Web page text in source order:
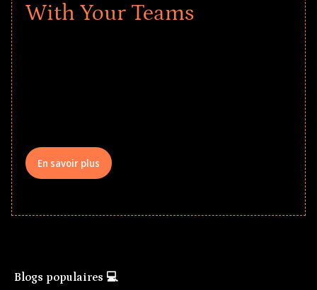
With Your Teams
En savoir plus
Blogs populaires 💻